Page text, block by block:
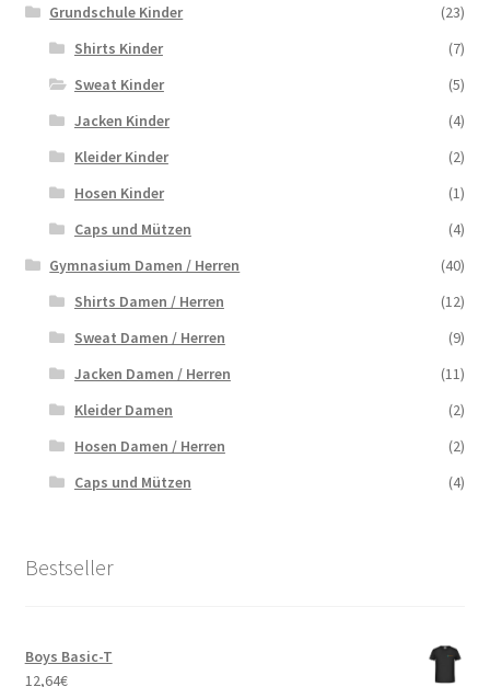
Grundschule Kinder
(23)
Shirts Kinder
(7)
Sweat Kinder
(5)
Jacken Kinder
(4)
Kleider Kinder
(2)
Hosen Kinder
(1)
Caps und Mützen
(4)
Gymnasium Damen / Herren
(40)
Shirts Damen / Herren
(12)
Sweat Damen / Herren
(9)
Jacken Damen / Herren
(11)
Kleider Damen
(2)
Hosen Damen / Herren
(2)
Caps und Mützen
(4)
Bestseller
Boys Basic-T
12,64€